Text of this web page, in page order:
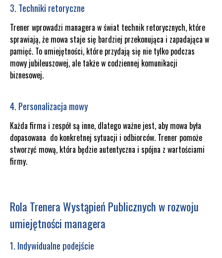
3. Techniki retoryczne
Trener wprowadzi managera w świat technik retorycznych, które
sprawiają, że mowa staje się bardziej przekonująca i zapadająca w
pamięć. To umiejętności, które przydają się nie tylko podczas
mowy jubileuszowej, ale także w codziennej komunikacji
biznesowej.
4. Personalizacja mowy
Każda firma i zespół są inne, dlatego ważne jest, aby mowa była
dopasowana do konkretnej sytuacji i odbiorców. Trener pomoże
stworzyć mową, która będzie autentyczna i spójna z wartościami
firmy.
Rola Trenera Wystąpień Publicznych w rozwoju
umiejętności managera
1. Indywidualne podejście